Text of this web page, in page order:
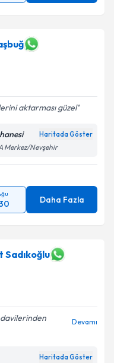
aktarması güzel
Haritada Göster
Merkez/Nevşehir
Daha Fazla
Sadıkoğlu
Devamı
Haritada Göster